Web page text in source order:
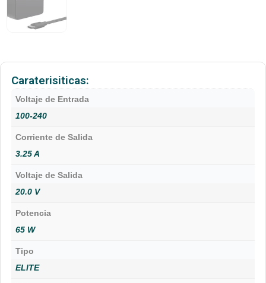
Caraterisiticas:
Voltaje de Entrada
100-240
Corriente de Salida
3.25 A
Voltaje de Salida
20.0 V
Potencia
65 W
Tipo
ELITE